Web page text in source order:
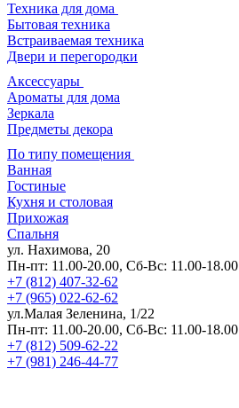
Техника для дома
Бытовая техника
Встраиваемая техника
Двери и перегородки
Аксессуары
Ароматы для дома
Зеркала
Предметы декора
По типу помещения
Ванная
Гостиные
Кухня и столовая
Прихожая
Спальня
ул. Нахимова, 20
Пн-пт: 11.00-20.00, Сб-Вс: 11.00-18.00
+7 (812) 407-32-62
+7 (965) 022-62-62
ул.Малая Зеленина, 1/22
Пн-пт: 11.00-20.00, Сб-Вс: 11.00-18.00
+7 (812) 509-62-22
+7 (981) 246-44-77